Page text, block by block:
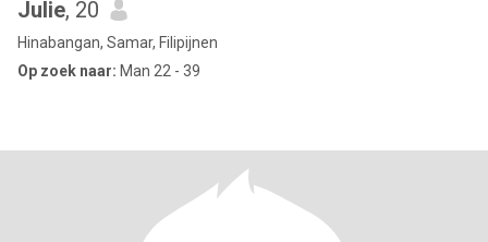
Julie, 20
Hinabangan, Samar, Filipijnen
Op zoek naar: Man 22 - 39